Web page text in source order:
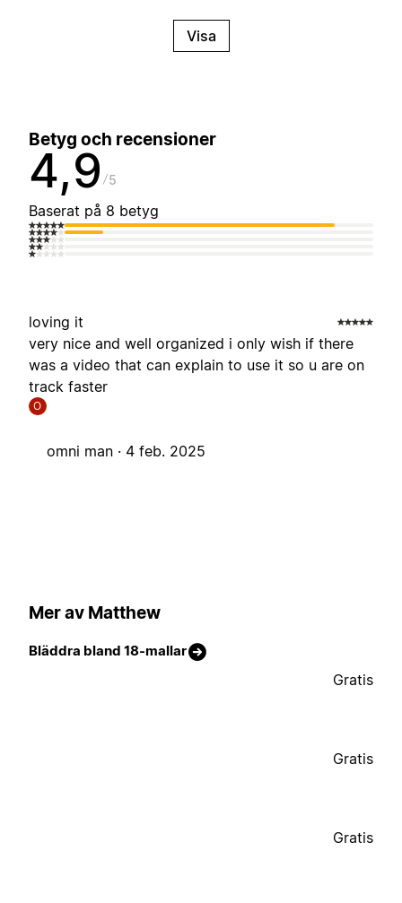
Visa
Betyg och recensioner
4,9 5
Baserat på 8 betyg
loving it
very nice and well organized i only wish if there
was a video that can explain to use it so u are on
track faster
O
omni man · 4 feb. 2025
Mer av Matthew
Bläddra bland 18-mallar
Gratis
Gratis
Gratis